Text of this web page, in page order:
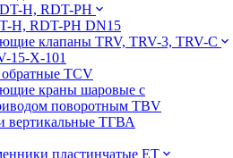
H, RDT-PH
H, RDT-PH DN15
клапаны TRV, TRV-3, TRV-C
15-X-101
TCV
краны шаровые с
поворотным TBV
вертикальные ТГВА
пластинчатые ЕТ